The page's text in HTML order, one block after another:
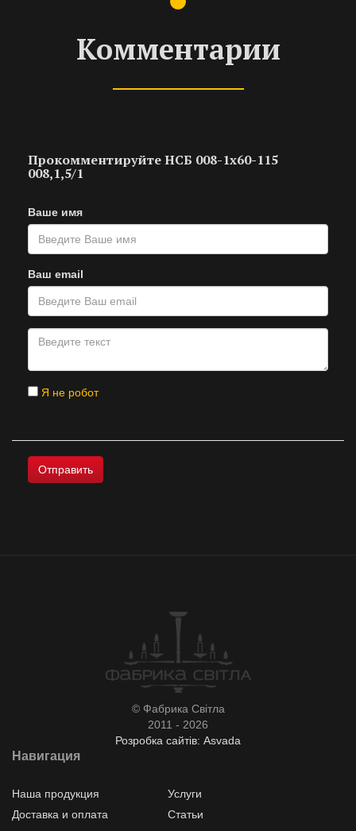
Комментарии
Прокомментируйте НСБ 008-1х60-115
008,1,5/1
Ваше имя
Ваш email
Я не робот
© Фабрика Світла
2011 - 2026
Розробка сайтів: Asvada
Навигация
Наша продукция
Услуги
Доставка и оплата
Статьи